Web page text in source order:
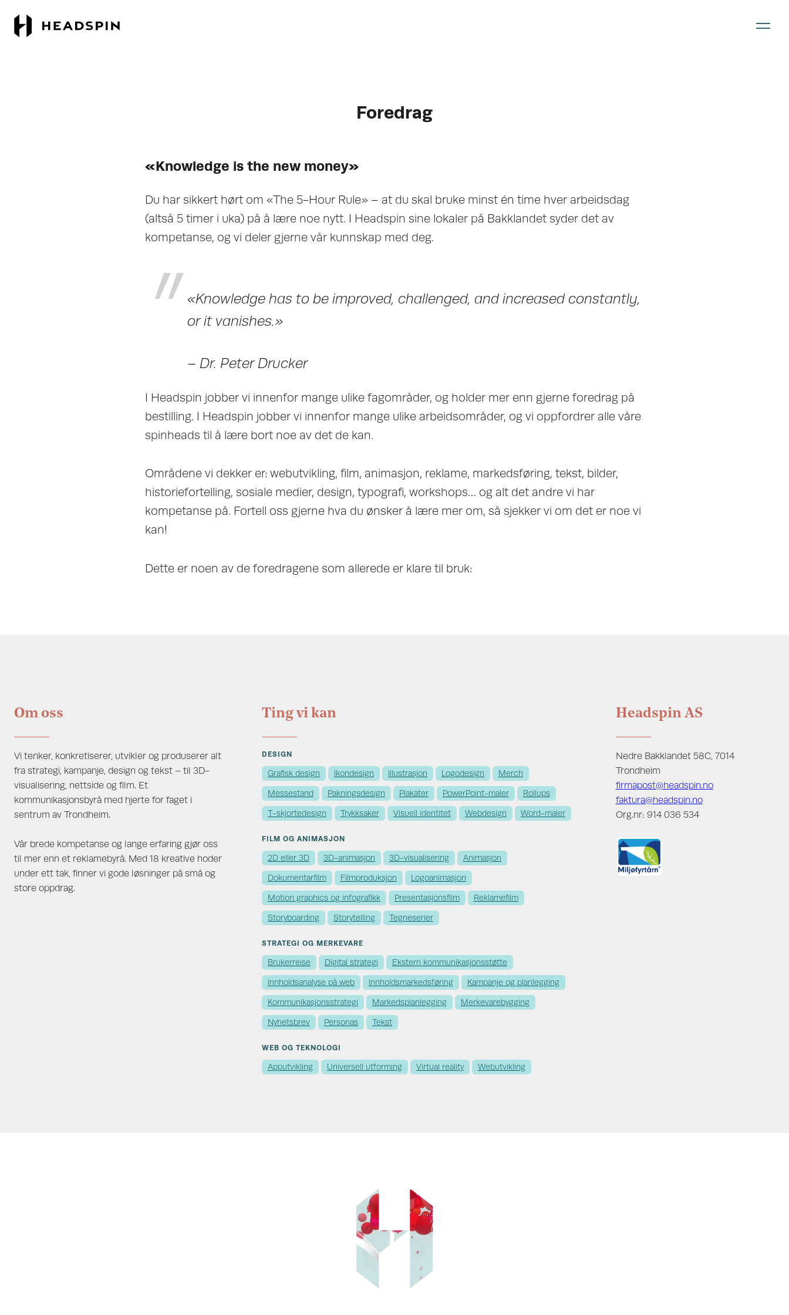
Gå
Foredrag
«Knowledge is the new money»
Du har sikkert hørt om «The 5-Hour Rule» – at du skal bruke minst én time hver arbeidsdag
(altså 5 timer i uka) på å lære noe nytt. I Headspin sine lokaler på Bakklandet syder det av
kompetanse, og vi deler gjerne vår kunnskap med deg.
«Knowledge has to be improved, challenged, and increased constantly,
or it vanishes.»
– Dr. Peter Drucker
I Headspin jobber vi innenfor mange ulike fagområder, og holder mer enn gjerne foredrag på
bestilling. I Headspin jobber vi innenfor mange ulike arbeidsområder, og vi oppfordrer alle våre
spinheads til å lære bort noe av det de kan.
Områdene vi dekker er: webutvikling, film, animasjon, reklame, markedsføring, tekst, bilder,
historiefortelling, sosiale medier, design, typografi, workshops… og alt det andre vi har
kompetanse på. Fortell oss gjerne hva du ønsker å lære mer om, så sjekker vi om det er noe vi
kan!
Dette er noen av de foredragene som allerede er klare til bruk:
Om oss
Vi tenker, konkretiserer, utvikler og produserer alt
fra strategi, kampanje, design og tekst – til 3D-
visualisering, nettside og film. Et
kommunikasjonsbyrå med hjerte for faget i
sentrum av Trondheim.
Vår brede kompetanse og lange erfaring gjør oss
til mer enn et reklamebyrå. Med 18 kreative hoder
under ett tak, finner vi gode løsninger på små og
store oppdrag.
Ting vi kan
DESIGN
Grafisk design Ikondesign Illustrasjon Logodesign Merch
Messestand Pakningsdesign Plakater PowerPoint-maler Rollups
T-skjortedesign Trykksaker Visuell identitet Webdesign Word-maler
FILM OG ANIMASJON
2D eller 3D 3D-animasjon 3D-visualisering Animasjon
Dokumentarfilm Filmproduksjon Logoanimasjon
Motion graphics og infografikk Presentasjonsfilm Reklamefilm
Storyboarding Storytelling Tegneserier
STRATEGI OG MERKEVARE
Brukerreise Digital strategi Ekstern kommunikasjons­støtte
Innholdsanalyse på web Innholds­markedsføring Kampanje og planlegging
Kommunikasjons­strategi Markedsplanlegging Merkevare­bygging
Nyhetsbrev Personas Tekst
WEB OG TEKNOLOGI
Apputvikling Universell utforming Virtual reality Webutvikling
Headspin AS
Nedre Bakklandet 58C, 7014
Trondheim
firmapost@headspin.no
faktura@headspin.no
Org.nr: 914 036 534